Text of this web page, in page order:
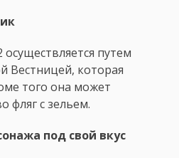
путем
Вестницей, которая
того она может
фляг с зельем.
под свой вкус